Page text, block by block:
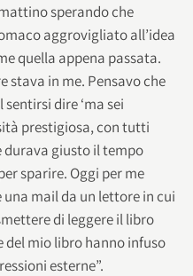
sperando che
aggrovigliato all’idea
quella appena passata.
stava in me. Pensavo che
dire ‘ma sei
prestigiosa, con tutti
durava giusto il tempo
sparire. Oggi per me
mail da un lettore in cui
di leggere il libro
mio libro hanno infuso
esterne”.